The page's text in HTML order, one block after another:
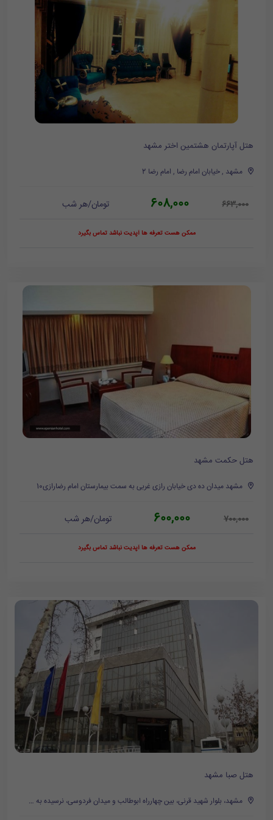
هتل آپارتمان هشتمین اختر مشهد
مشهد , خیابان امام رضا , امام رضا 2
663,000
608,000 تومان/هر شب
ممکن هست تعرفه ها آپدیت نباشد تماس بگیرد
هتل حکمت مشهد
مشهد میدان ده دی خیابان رازی غربی به سمت بیمارستان امام رضارازی10
700,000
600,000 تومان/هر شب
ممکن هست تعرفه ها آپدیت نباشد تماس بگیرد
هتل صبا مشهد
مشهد، بلوار شهید قرنی، بین چهارراه ابوطالب و میدان فردوسی، نرسیده به میدان فردوسی، روبروی پمپ بنزین